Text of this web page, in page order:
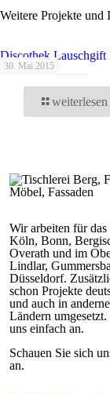
Weitere Projekte und
30. Mai 2015
Discothek Lauschgift
weiterlesen
Wir arbeiten für
Köln, Bonn,
Overath und im
Lindlar,
Düsseldorf.
schon Projekte
und auch in
Ländern umgesetzt.
uns einfach an.
Schauen Sie sich
an.